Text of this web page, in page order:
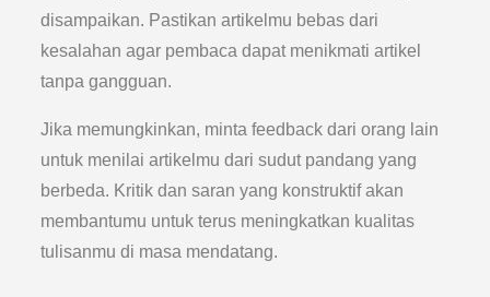
disampaikan. Pastikan artikelmu bebas dari
kesalahan agar pembaca dapat menikmati artikel
tanpa gangguan.
Jika memungkinkan, minta feedback dari orang lain
untuk menilai artikelmu dari sudut pandang yang
berbeda. Kritik dan saran yang konstruktif akan
membantumu untuk terus meningkatkan kualitas
tulisanmu di masa mendatang.